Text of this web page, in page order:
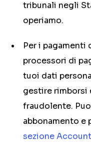
tribunali negli
operiamo.
Per i
processori di
tuoi dati
gestire rimborsi
fraudolente.
abbonamento e
sezione Account